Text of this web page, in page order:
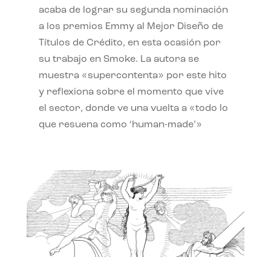
acaba de lograr su segunda nominación
a los premios Emmy al Mejor Diseño de
Títulos de Crédito, en esta ocasión por
su trabajo en Smoke. La autora se
muestra «supercontenta» por este hito
y reflexiona sobre el momento que vive
el sector, donde ve una vuelta a «todo lo
que resuena como ‘human-made’»